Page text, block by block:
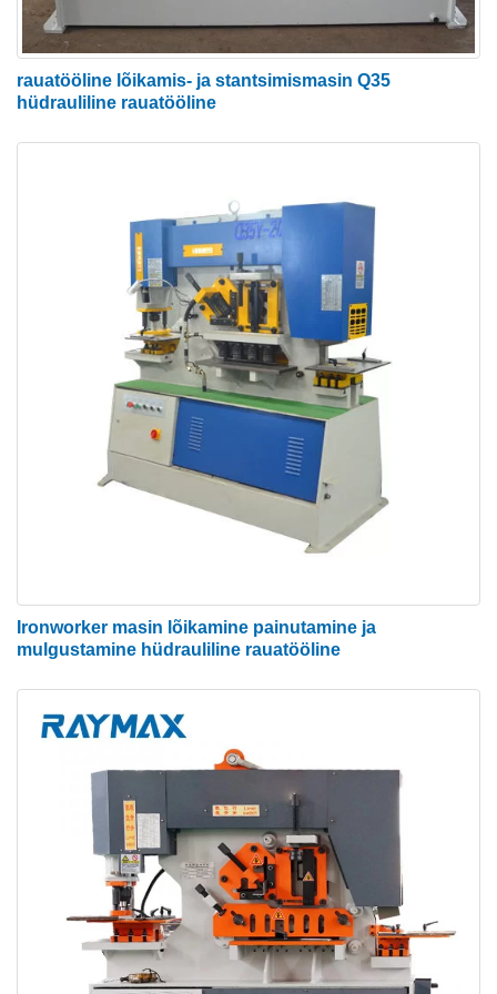
Kiiresti vahetatavad tööriistad
Raske tõkestusvarraste süsteem
pügamisjaama jaoks, mis minimeerib jäätmeid
ja suurendab täpsust.
Ergonoomika – mugav töökõrgus ja nähtavus
kasutamisel.
Hüdraulilise rauatöömasina eelised
● Aja ja ruumi kokkuhoid
Hüdrauliline rauatöömasin on kolm-ühes masin, mis
ühendab mulgustamise, sälkumise ja lõikamise
funktsioonid. Tänu võimalusele ühes masinas teha
mitu protsessi, säästavad rauatöölised aega,
suurendades tõhusust. Hüdraulilistel rauatöölistel
võib olla ka mitu tööriistavalikut, mida saab kiiresti
kolme masinat kolme konkreetse ülesande jaoks,
võimaldavad rauatöölised teil kõik need protsessid
Ühe hüdraulilise rauatöölise ostmine on odavam kui
kolme teise masina ostmine. Müüdav hüdrauliline
Ironworker masin võib säästa raha ka nende
väiksema ruumivajaduse, kiirema töökiiruse ja
jäätmete säästmise eeliste tõttu.
● Jäätmete vähendamine
rauatööline lõikamis- ja stantsimismasin Q35
hüdrauliline rauatööline
Ironworker masin lõikamine painutamine ja
mulgustamine hüdrauliline rauatööline